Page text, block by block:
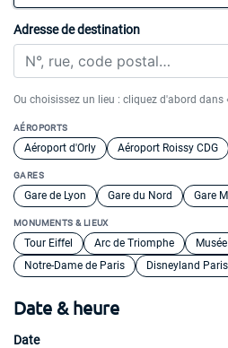
Adresse de destination
Ou choisissez un lieu : cliquez d'abord dans
AÉROPORTS
Aéroport d'Orly Aéroport Roissy CDG
GARES
Gare de Lyon Gare du Nord Gare
MONUMENTS & LIEUX
Tour Eiffel Arc de Triomphe
Notre-Dame de Paris
Disneyland Paris
Date & heure
Date